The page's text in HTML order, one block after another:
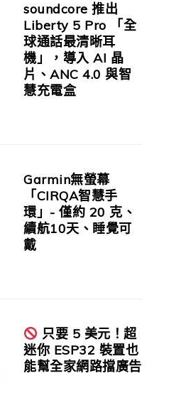
soundcore 推出
Liberty 5 Pro 「全
球通話最清晰耳
機」，導入 AI 晶
片、ANC 4.0 與智
慧充電盒
Garmin無螢幕
「CIRQA智慧手
環」- 僅約 20 克、
續航10天、睡覺可
戴
只要 5 美元！超
迷你 ESP32 裝置也
能幫全家網路擋廣告